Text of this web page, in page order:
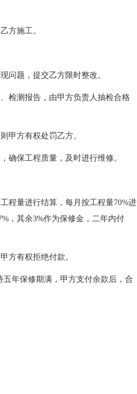
方施工。
题，提交乙方限时整改。
检测报告，由甲方负责人抽检合格
方有权处罚乙方。
保工程质量，及时进行维修。
量进行结算，每月按工程量70%进
，其余3%作为保修金，二年内付
有权拒绝付款。
年保修期满，甲方支付余款后，合